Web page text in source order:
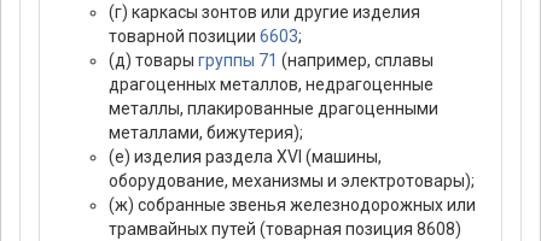
(г) каркасы зонтов или другие изделия
товарной позиции 6603;
(д) товары группы 71 (например, сплавы
драгоценных металлов, недрагоценные
металлы, плакированные драгоценными
металлами, бижутерия);
(е) изделия раздела XVI (машины,
оборудование, механизмы и электротовары);
(ж) собранные звенья железнодорожных или
трамвайных путей (товарная позиция 8608)